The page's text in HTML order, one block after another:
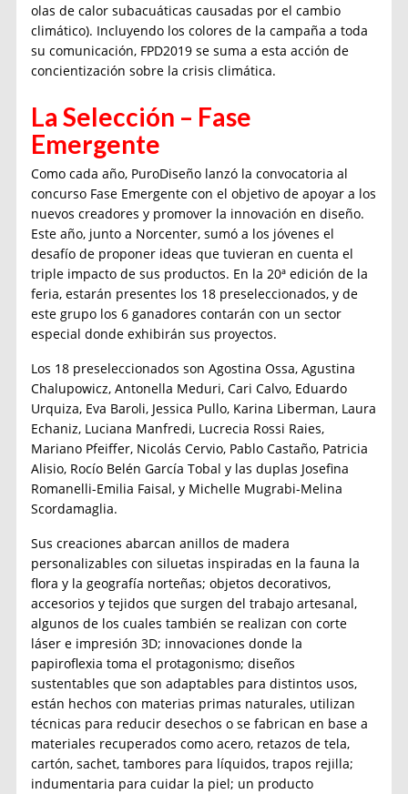
olas de calor subacuáticas causadas por el cambio
climático). Incluyendo los colores de la campaña a toda
su comunicación, FPD2019 se suma a esta acción de
concientización sobre la crisis climática.
La Selección – Fase
Emergente
Como cada año, PuroDiseño lanzó la convocatoria al
concurso Fase Emergente con el objetivo de apoyar a los
nuevos creadores y promover la innovación en diseño.
Este año, junto a Norcenter, sumó a los jóvenes el
desafío de proponer ideas que tuvieran en cuenta el
triple impacto de sus productos. En la 20ª edición de la
feria, estarán presentes los 18 preseleccionados, y de
este grupo los 6 ganadores contarán con un sector
especial donde exhibirán sus proyectos.
Los 18 preseleccionados son Agostina Ossa, Agustina
Chalupowicz, Antonella Meduri, Cari Calvo, Eduardo
Urquiza, Eva Baroli, Jessica Pullo, Karina Liberman, Laura
Echaniz, Luciana Manfredi, Lucrecia Rossi Raies,
Mariano Pfeiffer, Nicolás Cervio, Pablo Castaño, Patricia
Alisio, Rocío Belén García Tobal y las duplas Josefina
Romanelli-Emilia Faisal, y Michelle Mugrabi-Melina
Scordamaglia.
Sus creaciones abarcan anillos de madera
personalizables con siluetas inspiradas en la fauna la
flora y la geografía norteñas; objetos decorativos,
accesorios y tejidos que surgen del trabajo artesanal,
algunos de los cuales también se realizan con corte
láser e impresión 3D; innovaciones donde la
papiroflexia toma el protagonismo; diseños
sustentables que son adaptables para distintos usos,
están hechos con materias primas naturales, utilizan
técnicas para reducir desechos o se fabrican en base a
materiales recuperados como acero, retazos de tela,
cartón, sachet, tambores para líquidos, trapos rejilla;
indumentaria para cuidar la piel; un producto